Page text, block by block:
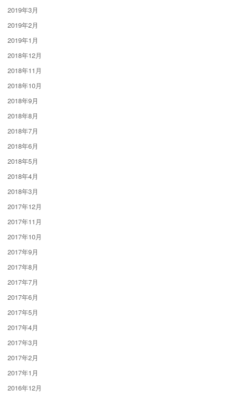
2019年3月
2019年2月
2019年1月
2018年12月
2018年11月
2018年10月
2018年9月
2018年8月
2018年7月
2018年6月
2018年5月
2018年4月
2018年3月
2017年12月
2017年11月
2017年10月
2017年9月
2017年8月
2017年7月
2017年6月
2017年5月
2017年4月
2017年3月
2017年2月
2017年1月
2016年12月